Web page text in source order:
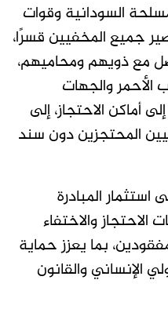
السودانية وقوات
جميع المخفيين قسرًا،
مع ذويهم ومحاميهم،
الأحمر والجهات
أماكن الاحتجاز، إلى
المحتجزين دون سند
المبادرة
والاختفاء
بما يعزز حماية
الإنساني والقانون